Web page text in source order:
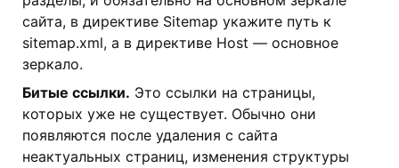
сайта, в директиве Sitemap укажите путь к
sitemap.xml, а в директиве Host — основное
зеркало.
Битые ссылки. Это ссылки на страницы,
которых уже не существует. Обычно они
появляются после удаления с сайта
неактуальных страниц, изменения структуры